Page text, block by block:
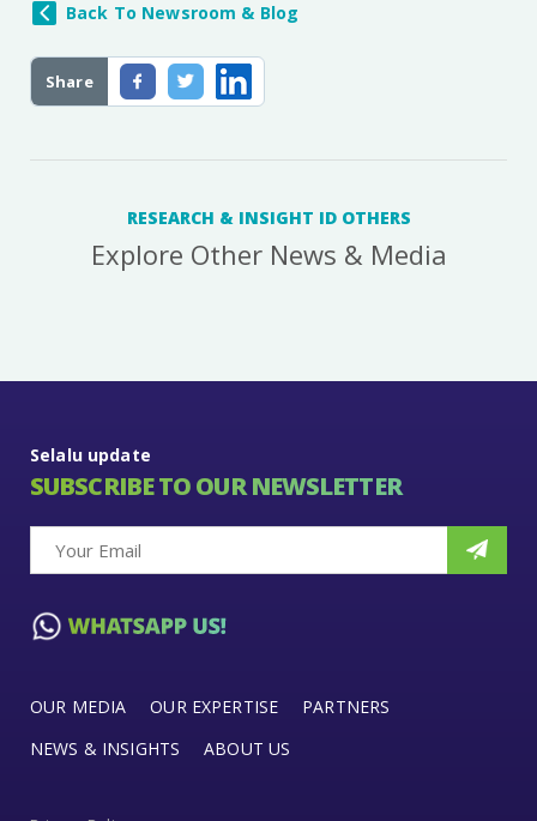
Share
Back To Newsroom & Blog
RESEARCH & INSIGHT ID OTHERS
Explore Other News & Media
Selalu update
SUBSCRIBE TO OUR NEWSLETTER
OUR MEDIA OUR EXPERTISE
PARTNERS
NEWS & INSIGHTS
ABOUT US